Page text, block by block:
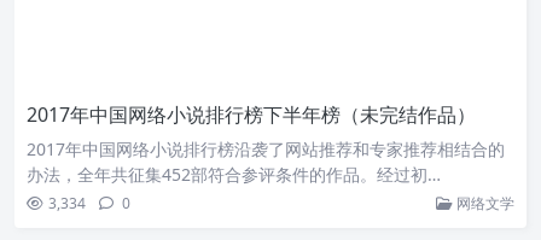
2017年中国网络小说排行榜下半年榜（未完结作品）
2017年中国网络小说排行榜沿袭了网站推荐和专家推荐相结合的
办法，全年共征集452部符合参评条件的作品。经过初…
3,334 0 网络文学